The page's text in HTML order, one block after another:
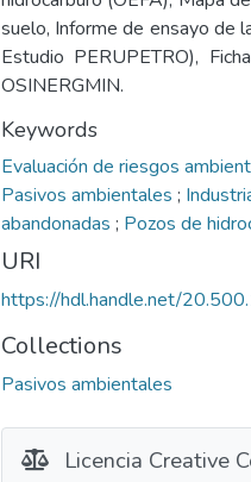
suelo, Informe de ensayo de
Estudio PERUPETRO),
OSINERGMIN.
Keywords
Evaluación de riesgos
Pasivos ambientales ;
abandonadas ; Pozos de
URI
https://hdl.handle.net/
Collections
Pasivos ambientales
Licencia Creative